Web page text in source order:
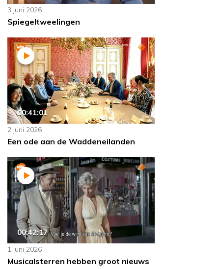
3 juni 2026
Spiegeltweelingen
00:41:01
2 juni 2026
Een ode aan de Waddeneilanden
00:42:17
1 juni 2026
Musicalsterren hebben groot nieuws